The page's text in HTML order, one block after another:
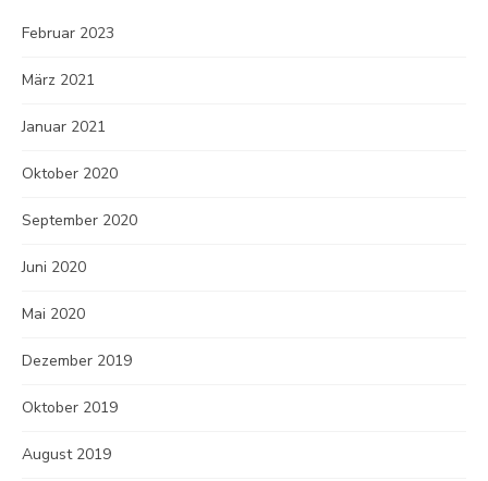
Februar 2023
März 2021
Januar 2021
Oktober 2020
September 2020
Juni 2020
Mai 2020
Dezember 2019
Oktober 2019
August 2019